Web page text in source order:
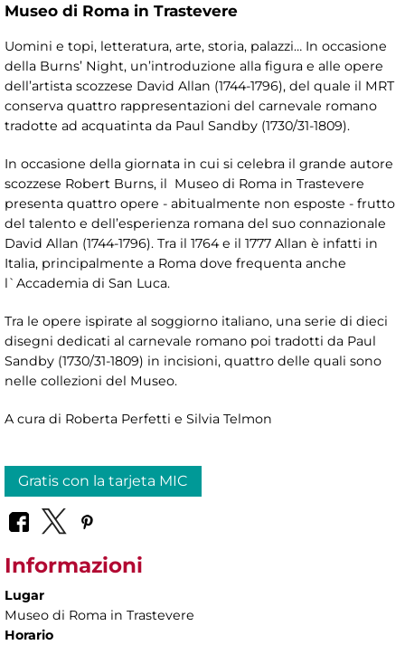
Museo di Roma in Trastevere
Uomini e topi, letteratura, arte, storia, palazzi… In occasione
della Burns’ Night, un’introduzione alla figura e alle opere
dell’artista scozzese David Allan (1744-1796), del quale il MRT
conserva quattro rappresentazioni del carnevale romano
tradotte ad acquatinta da Paul Sandby (1730/31-1809).
In occasione della giornata in cui si celebra il grande autore
scozzese Robert Burns, il Museo di Roma in Trastevere
presenta quattro opere - abitualmente non esposte - frutto
del talento e dell’esperienza romana del suo connazionale
David Allan (1744-1796). Tra il 1764 e il 1777 Allan è infatti in
Italia, principalmente a Roma dove frequenta anche
l`Accademia di San Luca.
Tra le opere ispirate al soggiorno italiano, una serie di dieci
disegni dedicati al carnevale romano poi tradotti da Paul
Sandby (1730/31-1809) in incisioni, quattro delle quali sono
nelle collezioni del Museo.
A cura di Roberta Perfetti e Silvia Telmon
Gratis con la tarjeta MIC
Informazioni
Lugar
Museo di Roma in Trastevere
Horario